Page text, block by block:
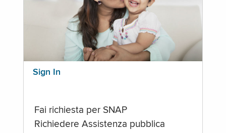
Sign In
Fai richiesta per SNAP
Richiedere Assistenza pubblica